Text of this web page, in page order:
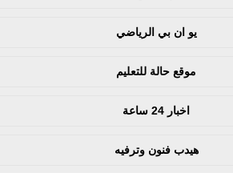
يو ان بي الرياضي
موقع حالة للتعليم
اخبار 24 ساعة
هيدب فنون وترفيه